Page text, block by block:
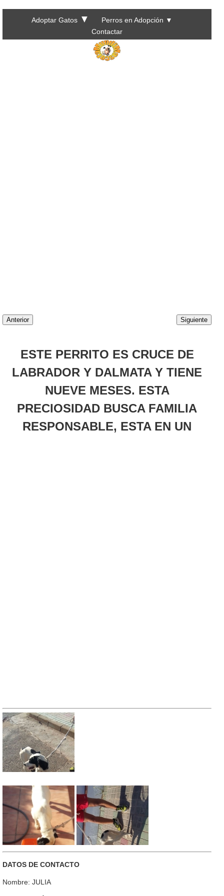
Adoptar Gatos ▼ Perros en Adopción ▼
Contactar
Anterior Siguiente
ESTE PERRITO ES CRUCE DE
LABRADOR Y DALMATA Y TIENE
NUEVE MESES. ESTA
PRECIOSIDAD BUSCA FAMILIA
RESPONSABLE, ESTA EN UN
DATOS DE CONTACTO
Nombre: JULIA